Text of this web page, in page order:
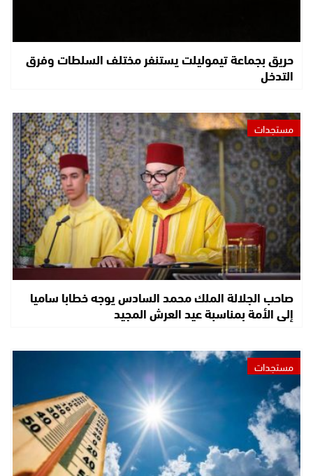
حريق بجماعة تيموليلت يستنفر مختلف السلطات وفرق
التدخل
مستجدات
صاحب الجلالة الملك محمد السادس يوجه خطابا ساميا
إلى الأمة بمناسبة عيد العرش المجيد
مستجدات